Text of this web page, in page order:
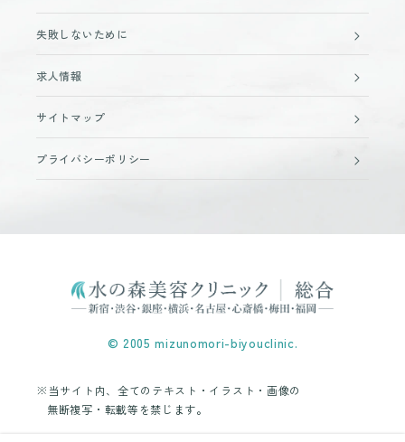
失敗しないために
求人情報
サイトマップ
プライバシーポリシー
© 2005 mizunomori-biyouclinic.
※当サイト内、全てのテキスト・イラスト・画像の
無断複写・転載等を禁じます。